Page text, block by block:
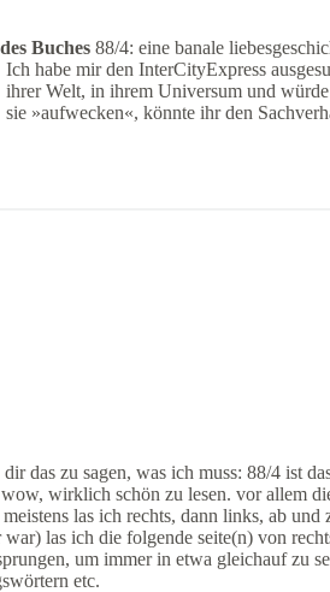
Buches 88/4: eine banale
Ich habe mir den InterCityExpress
ihrer Welt, in ihrem Universum und
sie »aufwecken«, könnte ihr den
das zu sagen, was ich muss: 88/4 ist
wirklich schön zu lesen. vor allem
meistens las ich rechts, dann links, ab
war) las ich die folgende seite(n) von
um immer in etwa gleichauf zu
etc.